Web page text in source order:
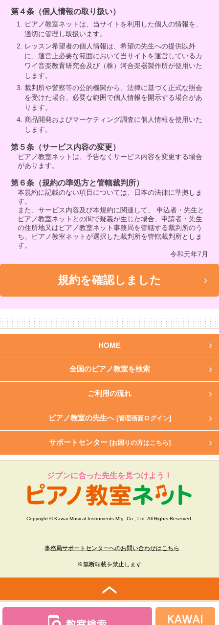
第４条（個人情報の取り扱い）
ピアノ教室ネットは、当サイトを利用した個人の情報を、
適切に管理し取扱います。
レッスン希望者の個人情報は、希望の先生への提供以外
に、運営上必要な範囲において当サイトを運営しているカ
ワイ音楽教育研究会及び（株）河合楽器製作所が使用いた
します。
裁判所や警察等の公的機関から、法律に基づく正式な照会
を受けた場合、必要な範囲で個人情報を開示する場合があ
ります。
商品開発およびマーケティング調査に個人情報を使用いた
します。
第５条（サービス内容の変更）
ピアノ教室ネットは、予告なくサービス内容を変更する場合
があります。
第６条（規約の準処方と管轄裁判所）
本規約に記載のない項目については、日本の法律に準拠しま
す。
また、サービス内容及び本規約に関連して、 申込者・先生と
ピアノ教室ネットとの間で疑義が生じた場合、申請者・先生
の住所地又はピアノ教室ネット事務局を管轄する裁判所のう
ち、ピアノ教室ネットが選択した裁判所を管轄裁判所としま
す。
令和元年7月
HOME
全国のピアノ教室を検索
ご利用の流れ
ピアノ教室の先生へ [管理画面ログイン]
サポートセンター [お困りの方はこちら]
ジブンに合った先生を見つけよう！
Copyright © Kawai Musical Instruments Mfg. Co., Ltd. All Rights Reserved.
事務局サポートセンターへのお問い合わせはこちら
※無断転載を禁止します